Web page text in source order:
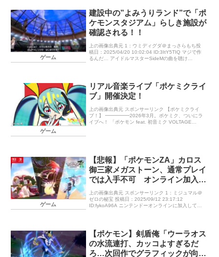
ゲーム
建設中の”よみうりランド”で「ポ
ケモンスタジアム」らしき施設が
確認される！！
上の画像出典元 1：ウミディグダ＠まっさらもち投
稿日：2025/04/20 10:02:04 ID:3ItY5TIQ マジで作
るんだ… アイドルマスターSideMの曲を聴け
ゲーム
リアル音楽ライブ「ポケミクライ
ブ」開催決定！
上の画像出典元 スポンサーリンク 【ポケミクライ
ブ！】 ━━━━━2026年3月。ポケミク、ついにラ
イブへ！ 「ポケモン feat. 初音ミク VOLTAGE
ゲーム
【悲報】「ポケモンZA」カロス
御三家メガストーン、通常プレイ
では入手不可 オンライン加入必
須の模様
上の画像出典元 スポンサーリンク 1：ミジュマル＠
ゼロの秘宝 投稿日：2025/09/12 23:17:12
ID:fykoA96A ニンテンドーオンラインに加入してラ
【ポケモン】剣盾俺「ウーラオス
の水流連打、カッコよすぎるだ
ろ…次回作でグラフィックが向上